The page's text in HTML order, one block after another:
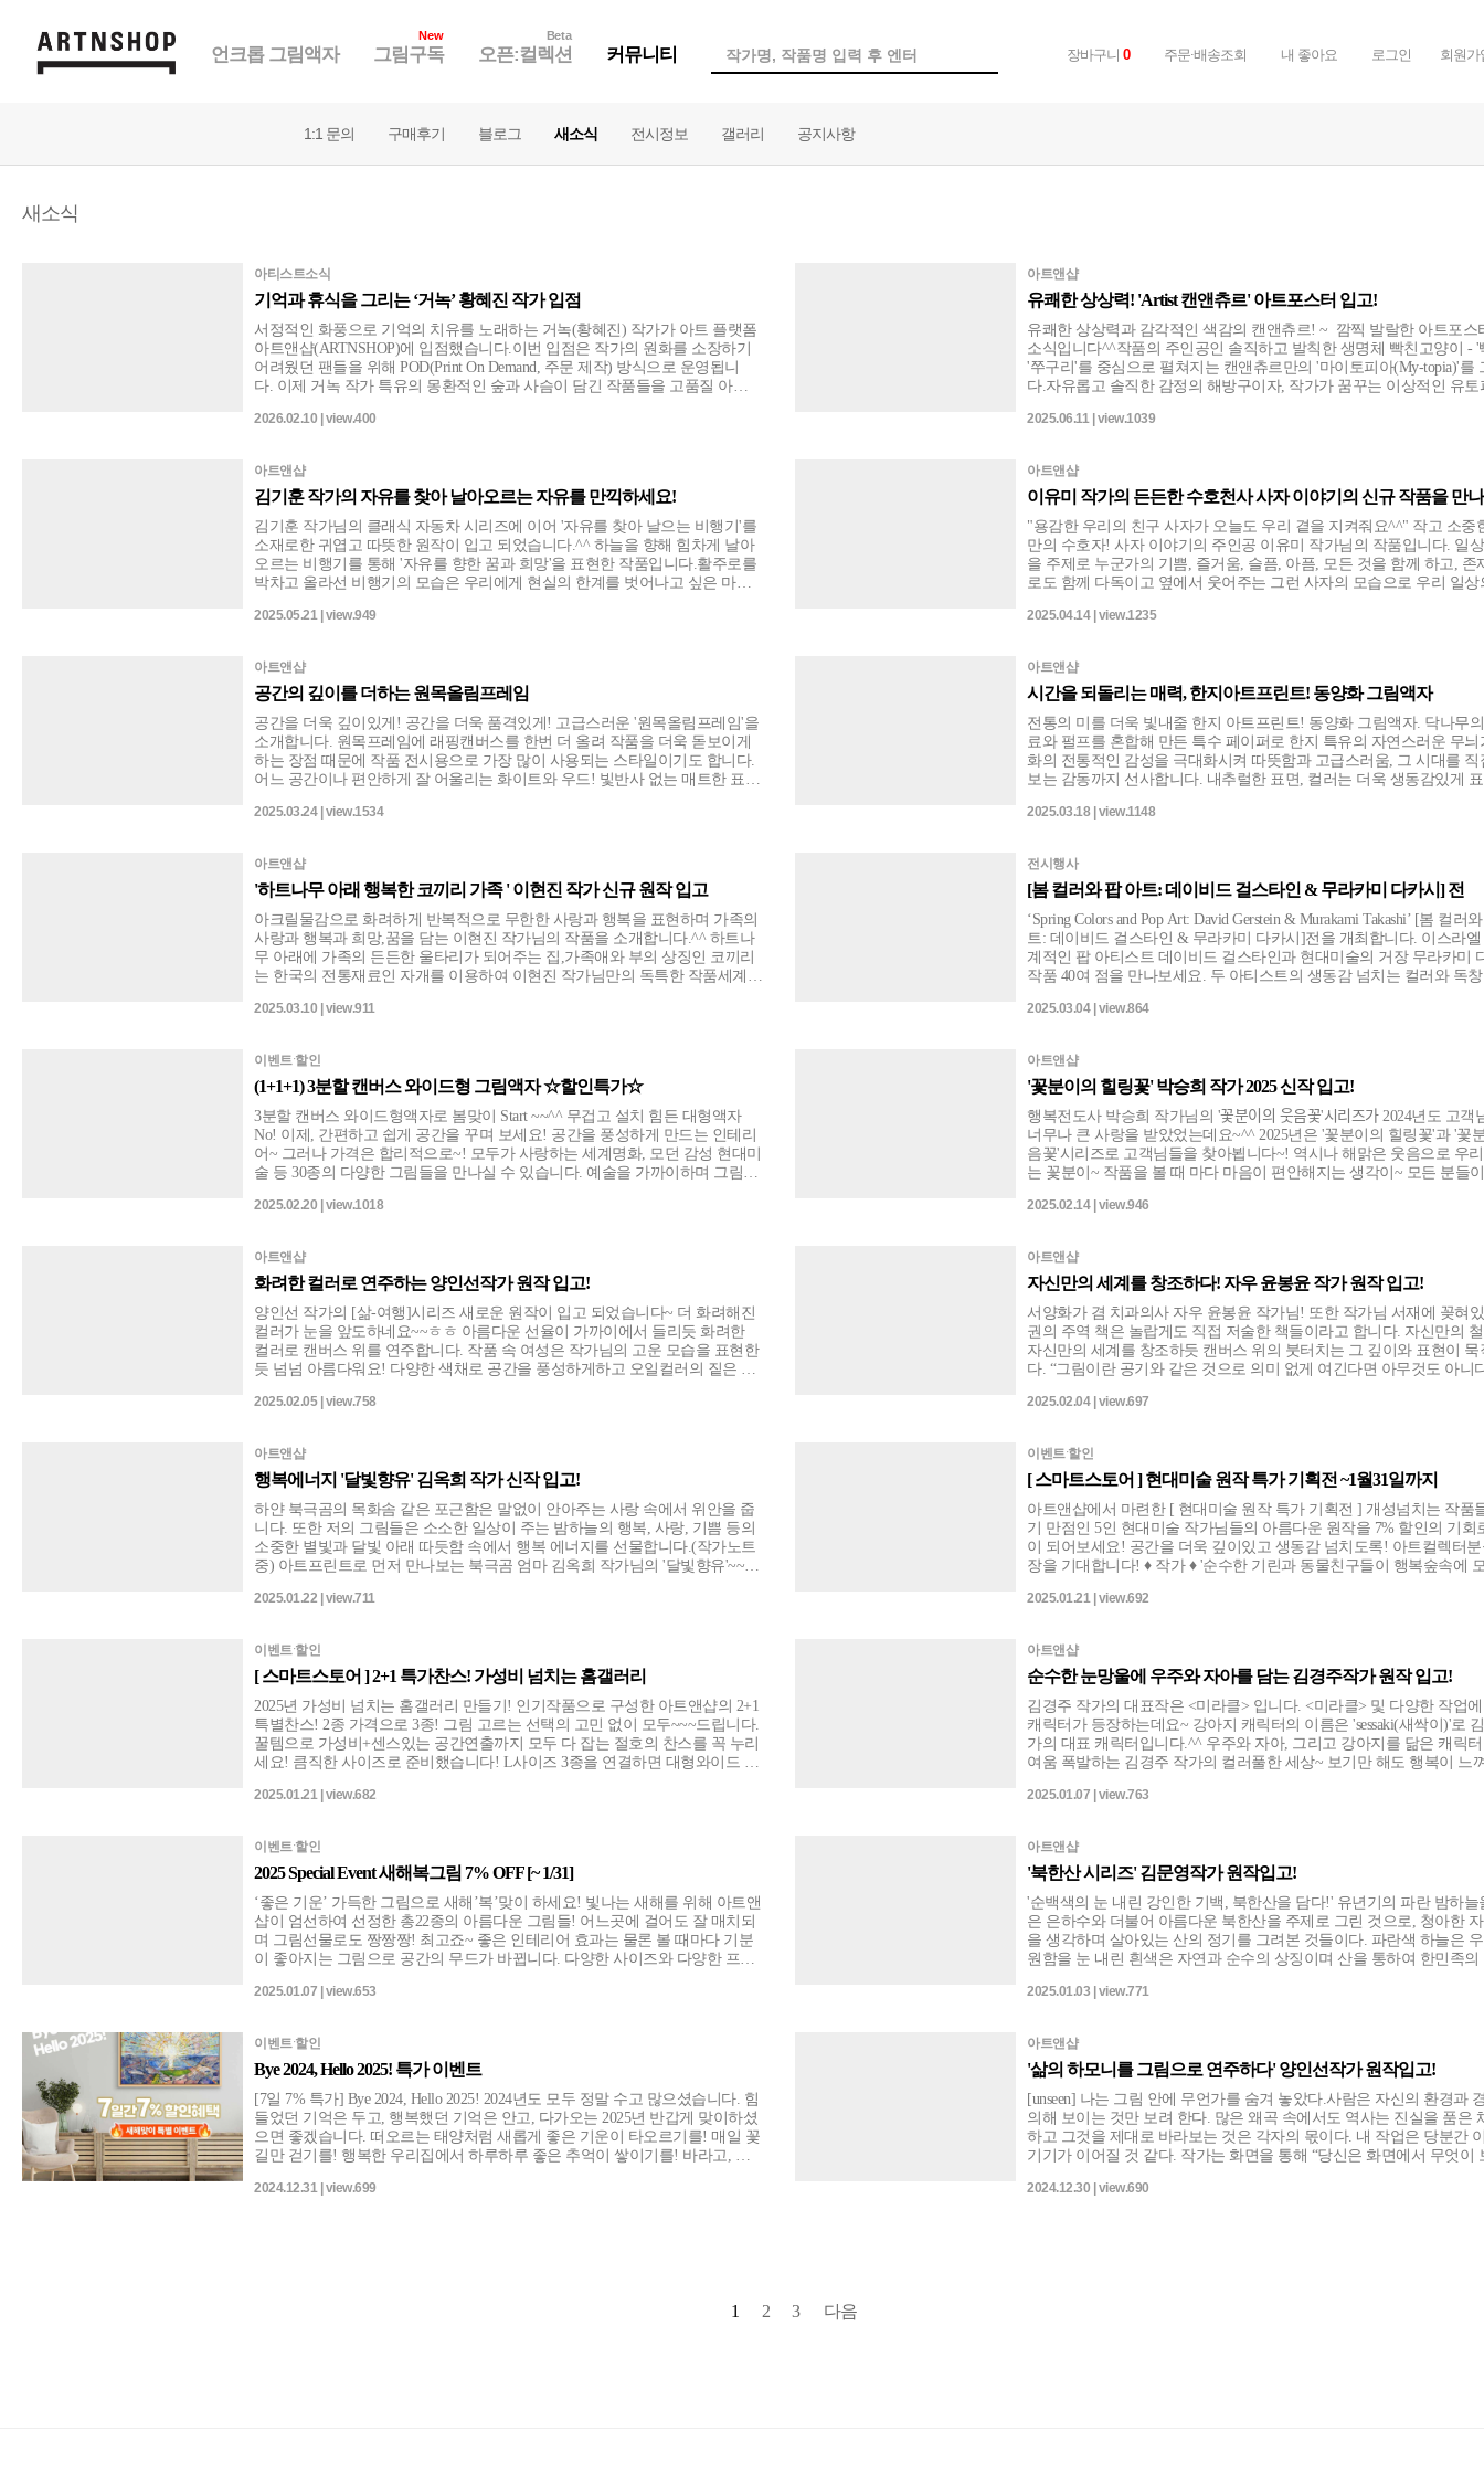
언크롭 그림액자
New
그림구독
Beta
오픈:컬렉션 커뮤니티 장바구니 0 주문·배송조회 내 좋아요 로그인 회원가
1:1 문의 구매후기 블로그 새소식 전시정보 갤러리 공지사항
새소식
아티스트소식
기억과 휴식을 그리는 ‘거녹’ 황혜진 작가 입점
서정적인 화풍으로 기억의 치유를 노래하는 거녹(황혜진) 작가가 아트 플랫폼
아트앤샵(ARTNSHOP)에 입점했습니다.이번 입점은 작가의 원화를 소장하기
어려웠던 팬들을 위해 POD(Print On Demand, 주문 제작) 방식으로 운영됩니
다. 이제 거녹 작가 특유의 몽환적인 숲과 사슴이 담긴 작품들을 고품질 아트
등록되어 있으며, 추후 작품들이 추가 될 예정입니다.
2026.02.10 | view.400
아트앤샵
유쾌한 상상력! 'Artist 캔앤츄르' 아트포스터 입고!
유쾌한 상상력과 감각적인 색감의 캔앤츄르! ~ 깜찍 발랄한 아트포스
소식입니다^^작품의 주인공인 솔직하고 발칙한 생명체 빡친고양이 - '
'쭈구리'를 중심으로 펼쳐지는 캔앤츄르만의 '마이토피아(My-topia)'를
다.자유롭고 솔직한 감정의 해방구이자, 작가가 꿈꾸는 이상적인 유토
사를 자연스럽게 녹여내고 대중과 친근하게 소통하며 작업을 이어나
녀노소 누구나 사랑할 수 밖에 없는 따뜻함까지 느껴보는 감동을 나만
에 선물하세요!
2025.06.11 | view.1039
아트앤샵
김기훈 작가의 자유를 찾아 날아오르는 자유를 만끽하세요!
김기훈 작가님의 클래식 자동차 시리즈에 이어 '자유를 찾아 날으는 비행기'를
소재로한 귀엽고 따뜻한 원작이 입고 되었습니다.^^ 하늘을 향해 힘차게 날아
오르는 비행기를 통해 '자유를 향한 꿈과 희망'을 표현한 작품입니다.활주로를
박차고 올라선 비행기의 모습은 우리에게 현실의 한계를 벗어나고 싶은 마음,
을빛이 어우러진 배경은 따뜻하고 밝은 감정을 전하며, 자유롭게 날고 있는 비
집니다.보는 이로 하여금 잠시나마 자유로운 상상을 하게 하고 확트인 푸른하
늘과 자유를 선사하는 김기훈 작가님의 원작을 감상하세요!
2025.05.21 | view.949
아트앤샵
이유미 작가의 든든한 수호천사 사자 이야기의 신규 작품을 만
"용감한 우리의 친구 사자가 오늘도 우리 곁을 지켜줘요^^" 작고 소중한 우리
만의 수호자! 사자 이야기의 주인공 이유미 작가님의 작품입니다. 일
을 주제로 누군가의 기쁨, 즐거움, 슬픔, 아픔, 모든 것을 함께 하고, 존
로도 함께 다독이고 옆에서 웃어주는 그런 사자의 모습으로 우리 일상
히 아이방에 걸어두면 무서운 꿈꾸지 않도록 지켜주는 든든하면서 따
하시면 특별한 의미가 있을 것 같아요~ 볼수록 귀여움 뿜뿜인 사자친
림동화 속으로 구경오세요!!
2025.04.14 | view.1235
아트앤샵
공간의 깊이를 더하는 원목올림프레임
공간을 더욱 깊이있게! 공간을 더욱 품격있게! 고급스러운 '원목올림프레임'을
소개합니다. 원목프레임에 래핑캔버스를 한번 더 올려 작품을 더욱 돋보이게
하는 장점 때문에 작품 전시용으로 가장 많이 사용되는 스타일이기도 합니다.
어느 공간이나 편안하게 잘 어울리는 화이트와 우드! 빛반사 없는 매트한 표면
있어 따뜻하고 우아한 느낌으로 선호도가 높습니다. 마치 내 공간이 갤러리가
려요!^^
2025.03.24 | view.1534
아트앤샵
시간을 되돌리는 매력, 한지아트프린트! 동양화 그림액자
전통의 미를 더욱 빛내줄 한지 아트프린트! 동양화 그림액자. 닥나무
료와 펄프를 혼합해 만든 특수 페이퍼로 한지 특유의 자연스러운 무늬
화의 전통적인 감성을 극대화시켜 따뜻함과 고급스러움, 그 시대를 직
보는 감동까지 선사합니다. 내추럴한 표면, 컬러는 더욱 생동감있게
게 - 아트앤샵과 함께하는 그 공간은 베스트 입니다.
2025.03.18 | view.1148
아트앤샵
'하트나무 아래 행복한 코끼리 가족 ' 이현진 작가 신규 원작 입고
아크릴물감으로 화려하게 반복적으로 무한한 사랑과 행복을 표현하며 가족의
사랑과 행복과 희망,꿈을 담는 이현진 작가님의 작품을 소개합니다.^^ 하트나
무 아래에 가족의 든든한 울타리가 되어주는 집,가족애와 부의 상징인 코끼리
는 한국의 전통재료인 자개를 이용하여 이현진 작가님만의 독특한 작품세계를
망과 꿈을 심어주듯 좋은 기운을 샘솟게 하는 것 같아요. 자개옷을 한 껏 차려
끼리를 보는 것도 흥미롭죠~^^ 어른도 아이들도 모두가 즐길 수 있는, 그래서
더더욱 인기가 최고랍니다~! 이현진 작가님의 희망나무, 꿈꾸는 나무 시리즈
작품들로 화사한 봄인테리어 선물로 소장할 수 있는 기회를 놓치지 마세요~!
[원작] Acrylic+부분자개 on canvas, 2024 • 희망나무4 (40.9×24.9cm) • 희망나무7
(45.5×27.3cm) • 꿈꾸는 나무31 (27.3×27.3cm) • 꿈꾸는 나무32 (33.4×24.2cm) • 꿈
꾸는 나무37 (24.2×24.2cm) • 꿈꾸는 나무38 (24.2×24.2cm)
2025.03.10 | view.911
전시행사
[봄 컬러와 팝 아트: 데이비드 걸스타인 & 무라카미 다카시] 전
‘Spring Colors and Pop Art: David Gerstein & Murakami Takashi’ [봄 컬러
트: 데이비드 걸스타인 & 무라카미 다카시]전을 개최합니다. 이스라엘 출신 세
계적인 팝 아티스트 데이비드 걸스타인과 현대미술의 거장 무라카미
작품 40여 점을 만나보세요. 두 아티스트의 생동감 넘치는 컬러와 독
구매시 오브제 1점 증정(최대 50만원 상당) • 무라카미 다카시 에디션
~ 23일(일)까지 전시 장소: 부산 기장군 기장읍 기장해안로 268-32[아
산코브 코너 이터널저니] 전시 시간: 월-일 11:00-20:00, 토 11:00-19:00 • • • [상단
메뉴 > 오픈스토어] 데이비드 걸스타인 & 무라카미 다카시 작품을 구
수 있습니다.
2025.03.04 | view.864
이벤트ˑ할인
(1+1+1) 3분할 캔버스 와이드형 그림액자 ☆할인특가☆
3분할 캔버스 와이드형액자로 봄맞이 Start ~~^^ 무겁고 설치 힘든 대형액자
No! 이제, 간편하고 쉽게 공간을 꾸며 보세요! 공간을 풍성하게 만드는 인테리
어~ 그러나 가격은 합리적으로~! 모두가 사랑하는 세계명화, 모던 감성 현대미
술 등 30종의 다양한 그림들을 만나실 수 있습니다. 예술을 가까이하며 그림과
생동감 넘치는 공간 ! 최적의 컬러, 견고한 프레임으로 특별한 홈갤러리가 완
업, 집들이, 결혼 선물로도 넘넘 좋을 것 같아요!!^^ 프레임 : 래핑캔버스 사이
즈 : 500 x 770 mm (3종) 아트앤샵 > 상단메뉴 > [(오픈)스토어]에서 만나실 수
있습니다.
2025.02.20 | view.1018
아트앤샵
'꽃분이의 힐링꽃' 박승희 작가 2025 신작 입고!
행복전도사 박승희 작가님의 '꽃분이의 웃음꽃'시리즈가 2024년도 고
너무나 큰 사랑을 받았었는데요~^^ 2025년은 '꽃분이의 힐링꽃'과 '꽃
음꽃'시리즈로 고객님들을 찾아뵙니다~! 역시나 해맑은 웃음으로 우
는 꽃분이~ 작품을 볼 때 마다 마음이 편안해지는 생각이~ 모든 분들
게 거품목욕을 하는 천진난만하고 편안한 모습의 꽃분이는 올 한 해도
으로 놀러오세요!^^ • 꽃분이의 힐링꽃(돼지) • 꽃분이의 힐링꽃(고래) • 꽃분이
의 힐링꽃(토끼) • 꽃분이의 힐링꽃(고양이) • 꽃분이의 힐링꽃(새우) •
의 마음꽃(코끼리1,2) 31.8x40.9cm , Acrylic on Canvas, 2025 • 꽃분이의 웃음꽃(명
화) 53.0x40.9cm , Mixed Media on Canvas, 2024
2025.02.14 | view.946
아트앤샵
화려한 컬러로 연주하는 양인선작가 원작 입고!
양인선 작가의 [삶-여행]시리즈 새로운 원작이 입고 되었습니다~ 더 화려해진
컬러가 눈을 앞도하네요~~ㅎㅎ 아름다운 선율이 가까이에서 들리듯 화려한
컬러로 캔버스 위를 연주합니다. 작품 속 여성은 작가님의 고운 모습을 표현한
듯 넘넘 아름다워요! 다양한 색채로 공간을 풍성하게하고 오일컬러의 짙은 감
작가님의 원작을 편안하게 감상하세요!^^ [ 삶 여행 7 ] 68.7x49.2cm , Oil on
72.7x60.6cm , Oil on Canvas 2023 [ 삶 여행 10 ] 90.9x60.6cm , Oil on Canvas
2023
2025.02.05 | view.758
아트앤샵
자신만의 세계를 창조하다! 자우 윤봉윤 작가 원작 입고!
서양화가 겸 치과의사 자우 윤봉윤 작가님! 또한 작가님 서재에 꽂혀
권의 주역 책은 놀랍게도 직접 저술한 책들이라고 합니다. 자신만의
자신만의 세계를 창조하듯 캔버스 위의 붓터치는 그 깊이와 표현이 묵
다. “그림이란 공기와 같은 것으로 의미 없게 여긴다면 아무것도 아니다. 감상
림이란 사진사가 기록사진 남기듯 복잡 다양한 삶의 여행 중에서 찍은
삶이 바로 그림 그리는 행위이다.” 창의적이며 추상적인 표현들이 무한한 상상
력을 품게하는 자우 윤봉윤 작가님의 작품을 즐겁게 감상하세요!
2025.02.04 | view.697
아트앤샵
행복에너지 '달빛향유' 김옥희 작가 신작 입고!
하얀 북극곰의 목화솜 같은 포근함은 말없이 안아주는 사랑 속에서 위안을 줍
니다. 또한 저의 그림들은 소소한 일상이 주는 밤하늘의 행복, 사랑, 기쁨 등의
소중한 별빛과 달빛 아래 따듯함 속에서 행복 에너지를 선물합니다.(작가노트
중) 아트프린트로 먼저 만나보는 북극곰 엄마 김옥희 작가님의 '달빛향유'~~!!
북극곰 가족을 저도 모르게 한참을 멍하니 바라보고 있네요^^ 그 따스함과 스
해 주세요^^
2025.01.22 | view.711
이벤트ˑ할인
[ 스마트스토어 ] 현대미술 원작 특가 기획전 ~1월31일까지
아트앤샵에서 마련한 [ 현대미술 원작 특가 기획전 ] 개성넘치는 작품
기 만점인 5인 현대미술 작가님들의 아름다운 원작을 7% 할인의 기회
이 되어보세요! 공간을 더욱 깊이있고 생동감 넘치도록! 아트컬렉터
장을 기대합니다! ♦︎ 작가 ♦︎ '순수한 기린과 동물친구들이 행복숲속에 모였다!' -
(32점) '웃음꽃 만발~ 행복전도사 꽃분이의 웃음꽃' - 박승희 (23점) '삶의 여유
2025.01.21 | view.692
이벤트ˑ할인
[ 스마트스토어 ] 2+1 특가찬스! 가성비 넘치는 홈갤러리
2025년 가성비 넘치는 홈갤러리 만들기! 인기작품으로 구성한 아트앤샵의 2+1
특별찬스! 2종 가격으로 3종! 그림 고르는 선택의 고민 없이 모두~~~드립니다.
꿀템으로 가성비+센스있는 공간연출까지 모두 다 잡는 절호의 찬스를 꼭 누리
세요! 큼직한 사이즈로 준비했습니다! L사이즈 3종을 연결하면 대형와이드 연
또는 615x775mm(775x615mm) ♦︎프레임(선택) - 캔버스 - 띄움(화이트,우드,블랙)
https://smartstore.naver.com/artnworks_mulasec/category/65e0c9505bbe4292b6b7f93af6d1ed4c?
cp=1
2025.01.21 | view.682
아트앤샵
순수한 눈망울에 우주와 자아를 담는 김경주작가 원작 입고!
김경주 작가의 대표작은 <미라클> 입니다. <미라클> 및 다양한 작업에 강아지
캐릭터가 등장하는데요~ 강아지 캐릭터의 이름은 'sessaki(새싹이)'로
가의 대표 캐릭터입니다.^^ 우주와 자아, 그리고 강아지를 닮은 캐릭
여움 폭발하는 김경주 작가의 컬러풀한 세상~ 보기만 해도 행복이 느
금하시죠?^^ 재미있고 밝은 감성의 김경주 작품! 우리 아이방에 걸어
2025.01.07 | view.763
이벤트ˑ할인
2025 Special Event 새해복그림 7% OFF [~ 1/31]
‘좋은 기운’ 가득한 그림으로 새해’복’맞이 하세요! 빛나는 새해를 위해 아트앤
샵이 엄선하여 선정한 총22종의 아름다운 그림들! 어느곳에 걸어도 잘 매치되
며 그림선물로도 짱짱짱! 최고죠~ 좋은 인테리어 효과는 물론 볼 때마다 기분
이 좋아지는 그림으로 공간의 무드가 바뀝니다. 다양한 사이즈와 다양한 프레
7%할인 스페셜 이벤트의 기회를 꼭! 잡으세요^^
2025.01.07 | view.653
아트앤샵
'북한산 시리즈' 김문영작가 원작입고!
'순백색의 눈 내린 강인한 기백, 북한산을 담다!' 유년기의 파란 밤하늘을 수놓
은 은하수와 더불어 아름다운 북한산을 주제로 그린 것으로, 청아한
을 생각하며 살아있는 산의 정기를 그려본 것들이다. 파란색 하늘은
원함을 눈 내린 흰색은 자연과 순수의 상징이며 산을 통하여 한민족의
청정함.. 고요하며 묵직하다못해 웅장함까지 오롯이 전해지는 김문영
북한산 72.7x53.0cm(20호), Acrylic on canvas / 2024 • 북한산 90.9x61.0cm(30호),
Mixed Media on Canvas / 2021 • 북한산 116.8x91.0cm(50호), Acrylic on canvas /
2021
2025.01.03 | view.771
이벤트ˑ할인
Bye 2024, Hello 2025! 특가 이벤트
[7일 7% 특가] Bye 2024, Hello 2025! 2024년도 모두 정말 수고 많으셨습니다. 힘
들었던 기억은 두고, 행복했던 기억은 안고, 다가오는 2025년 반갑게 맞이하셨
으면 좋겠습니다. 떠오르는 태양처럼 새롭게 좋은 기운이 타오르기를! 매일 꽃
길만 걷기를! 행복한 우리집에서 하루하루 좋은 추억이 쌓이기를! 바라고, 바
기운 만땅! 7일 7% 특가 잡고, 행복 가득한 2025년 준비해 보아요!^^ 상단메뉴
2024.12.31 | view.699
아트앤샵
'삶의 하모니를 그림으로 연주하다' 양인선작가 원작입고!
[unseen] 나는 그림 안에 무언가를 숨겨 놓았다.사람은 자신의 환경과
의해 보이는 것만 보려 한다. 많은 왜곡 속에서도 역사는 진실을 품은 채 존재
하고 그것을 제대로 바라보는 것은 각자의 몫이다. 내 작업은 당분간
기기가 이어질 것 같다. 작가는 화면을 통해 “당신은 화면에서 무엇이 보이는
서로 다름에 대한 화합을 기원한다. [삶-여행] 인생은 멀리서 보면 희극, 가까
2024.12.30 | view.690
1 2 3 다음